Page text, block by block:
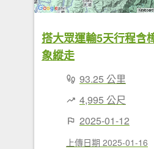
搭大眾運輸5天行程含
象縱走
93.25 公里
4,995 公尺
2025-01-12
上傳日期 2025-01-16